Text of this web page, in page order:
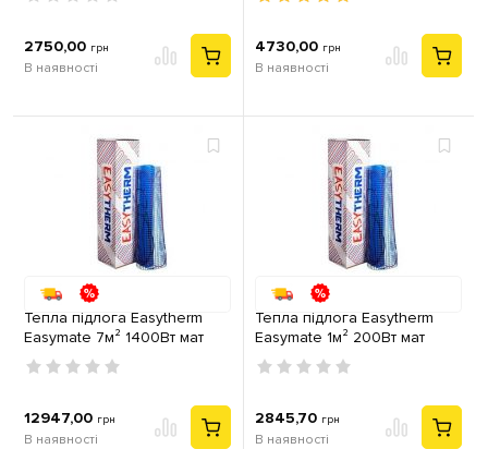
2750,00 грн
В наявності
4730,00 грн
В наявності
Тепла підлога Easytherm
Easymate 7м² 1400Вт мат
двожильний
12947,00 грн
В наявності
Тепла підлога Easytherm
Easymate 1м² 200Вт мат
двожильний
2845,70 грн
В наявності